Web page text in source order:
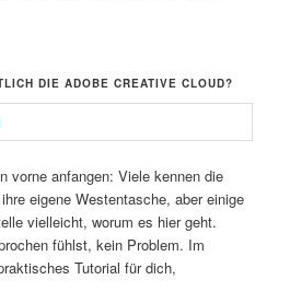
DIE ADOBE CREATIVE CLOUD?
vorne anfangen: Viele kennen die
eigene Westentasche, aber einige
vielleicht, worum es hier geht.
fühlst, kein Problem. Im
Tutorial für dich,